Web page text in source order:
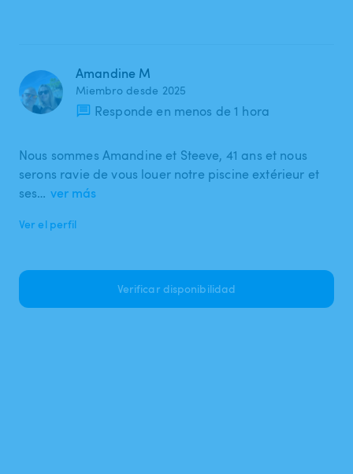
Amandine M
Miembro desde 2025
Responde en menos de 1 hora
Nous sommes Amandine et Steeve, 41 ans et nous
serons ravie de vous louer notre piscine extérieur et
ses… ver más
Ver el perfil
Verificar disponibilidad